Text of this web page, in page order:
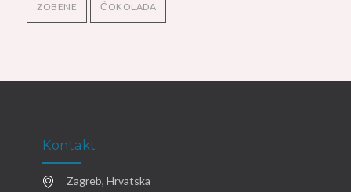
ZOBENE ČOKOLADA
Kontakt
Zagreb, Hrvatska